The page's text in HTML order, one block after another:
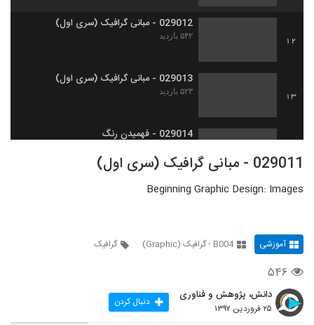
12
029012 - مبانی گرافیک (سری اول)
۵۴۲ بازدید
13
029013 - مبانی گرافیک (سری اول)
۵۲۳ بازدید
029014 - فهمیدن رنگ
029017 - انیمیشن
029018 - انیمیشن
17
029019 - انیمیشن
029011 - مبانی گرافیک (سری اول)
Beginning Graphic Design: Images
آموزشی B004 - گرافیک (Graphic) گرافیک
۵۴۶
دانش، پژوهش و فناوری
۲۵ فروردین ۱۳۹۷ دنبال کردن